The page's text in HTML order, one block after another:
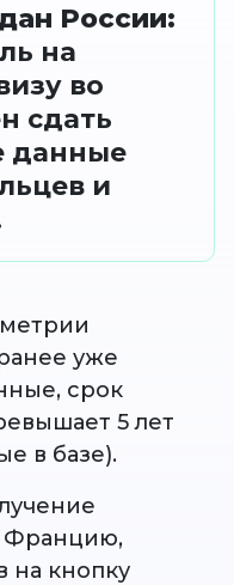
России:
на
во
сдать
данные
и
уже
срок
5 лет
в базе).
Францию,
на кнопку